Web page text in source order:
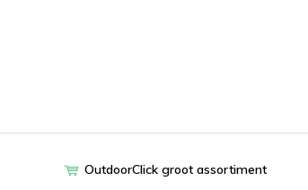
OutdoorClick groot assortiment